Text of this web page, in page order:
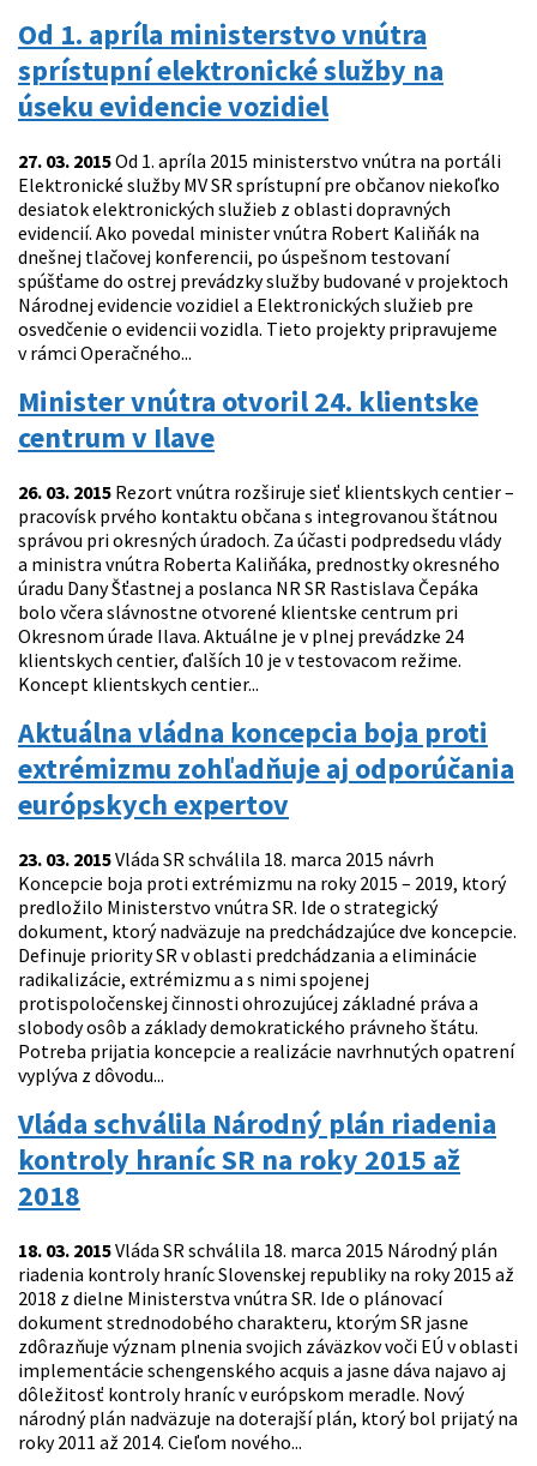
Od 1. apríla ministerstvo vnútra
sprístupní elektronické služby na
úseku evidencie vozidiel
27. 03. 2015Od 1. apríla 2015 ministerstvo vnútra na portáli
Elektronické služby MV SR sprístupní pre občanov niekoľko
desiatok elektronických služieb z oblasti dopravných
evidencií. Ako povedal minister vnútra Robert Kaliňák na
dnešnej tlačovej konferencii, po úspešnom testovaní
spúšťame do ostrej prevádzky služby budované v projektoch
Národnej evidencie vozidiel a Elektronických služieb pre
osvedčenie o evidencii vozidla. Tieto projekty pripravujeme
v rámci Operačného...
Minister vnútra otvoril 24. klientske
centrum v Ilave
26. 03. 2015 Rezort vnútra rozširuje sieť klientskych centier –
pracovísk prvého kontaktu občana s integrovanou štátnou
správou pri okresných úradoch. Za účasti podpredsedu vlády
a ministra vnútra Roberta Kaliňáka, prednostky okresného
úradu Dany Šťastnej a poslanca NR SR Rastislava Čepáka
bolo včera slávnostne otvorené klientske centrum pri
Okresnom úrade Ilava. Aktuálne je v plnej prevádzke 24
klientskych centier, ďalších 10 je v testovacom režime.
Koncept klientskych centier...
Aktuálna vládna koncepcia boja proti
extrémizmu zohľadňuje aj odporúčania
európskych expertov
23. 03. 2015Vláda SR schválila 18. marca 2015 návrh
Koncepcie boja proti extrémizmu na roky 2015 – 2019, ktorý
predložilo Ministerstvo vnútra SR. Ide o strategický
dokument, ktorý nadväzuje na predchádzajúce dve koncepcie.
Definuje priority SR v oblasti predchádzania a eliminácie
radikalizácie, extrémizmu a s nimi spojenej
protispoločenskej činnosti ohrozujúcej základné práva a
slobody osôb a základy demokratického právneho štátu.
Potreba prijatia koncepcie a realizácie navrhnutých opatrení
vyplýva z dôvodu...
Vláda schválila Národný plán riadenia
kontroly hraníc SR na roky 2015 až
2018
18. 03. 2015Vláda SR schválila 18. marca 2015 Národný plán
riadenia kontroly hraníc Slovenskej republiky na roky 2015 až
2018 z dielne Ministerstva vnútra SR. Ide o plánovací
dokument strednodobého charakteru, ktorým SR jasne
zdôrazňuje význam plnenia svojich záväzkov voči EÚ v oblasti
implementácie schengenského acquis a jasne dáva najavo aj
dôležitosť kontroly hraníc v európskom meradle. Nový
národný plán nadväzuje na doterajší plán, ktorý bol prijatý na
roky 2011 až 2014. Cieľom nového...